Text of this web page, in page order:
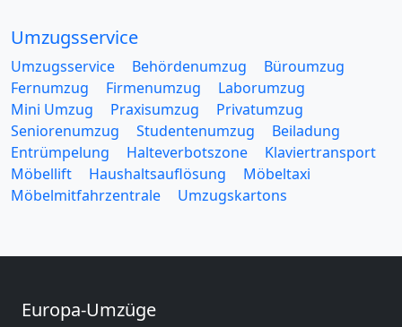
Umzugsservice
Umzugsservice Behördenumzug
Büroumzug
Fernumzug
Firmenumzug
Laborumzug
Mini Umzug
Praxisumzug
Privatumzug
Seniorenumzug
Studentenumzug
Beiladung
Entrümpelung
Halteverbotszone
Klaviertransport
Möbellift
Haushaltsauflösung
Möbeltaxi
Möbelmitfahrzentrale
Umzugskartons
Europa-Umzüge